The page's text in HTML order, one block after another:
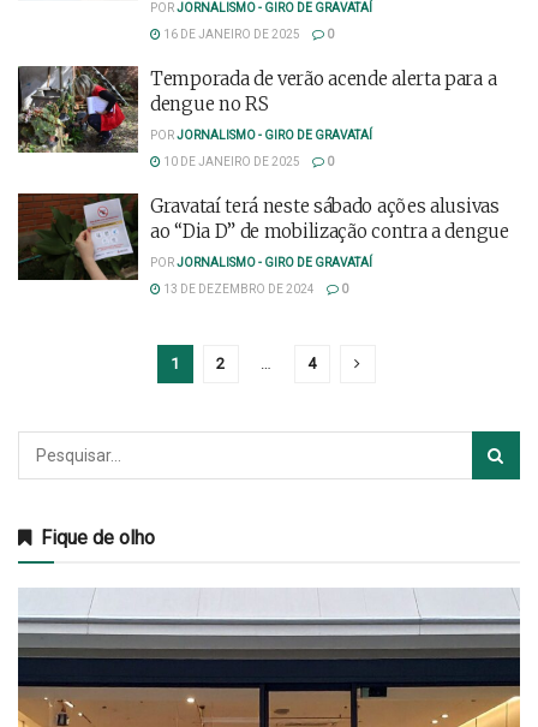
PORJORNALISMO - GIRO DE GRAVATAÍ
16 DE JANEIRO DE 2025
0
Temporada de verão acende alerta para a
dengue no RS
PORJORNALISMO - GIRO DE GRAVATAÍ
10 DE JANEIRO DE 2025
0
Gravataí terá neste sábado ações alusivas
ao “Dia D” de mobilização contra a dengue
PORJORNALISMO - GIRO DE GRAVATAÍ
13 DE DEZEMBRO DE 2024
0
1 2 … 4
Fique de olho